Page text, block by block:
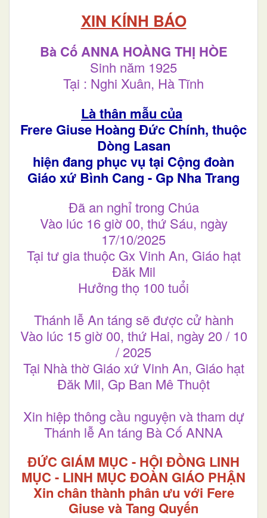
XIN KÍNH BÁO
Bà Cố ANNA HOÀNG THỊ HÒE
Sinh năm 1925
Tại : Nghi Xuân, Hà Tĩnh
Là thân mẫu của
Frere Giuse Hoàng Đức Chính, thuộc
Dòng Lasan
hiện đang phục vụ tại Cộng đoàn
Giáo xứ Bình Cang - Gp Nha Trang
Đã an nghỉ trong Chúa
Vào lúc 16 giờ 00, thứ Sáu, ngày
17/10/2025
Tại tư gia thuộc Gx Vinh An, Giáo hạt
Đăk Mil
Hưởng thọ 100 tuổi
Thánh lễ An táng sẽ được cử hành
Vào lúc 15 giờ 00, thứ Hai, ngày 20 / 10
/ 2025
Tại Nhà thờ Giáo xứ Vinh An, Giáo hạt
Đăk Mil, Gp Ban Mê Thuột
Xin hiệp thông cầu nguyện và tham dự
Thánh lễ An táng Bà Cố ANNA
ĐỨC GIÁM MỤC - HỘI ĐỒNG LINH
MỤC - LINH MỤC ĐOÀN GIÁO PHẬN
Xin chân thành phân ưu với Fere
Giuse và Tang Quyến